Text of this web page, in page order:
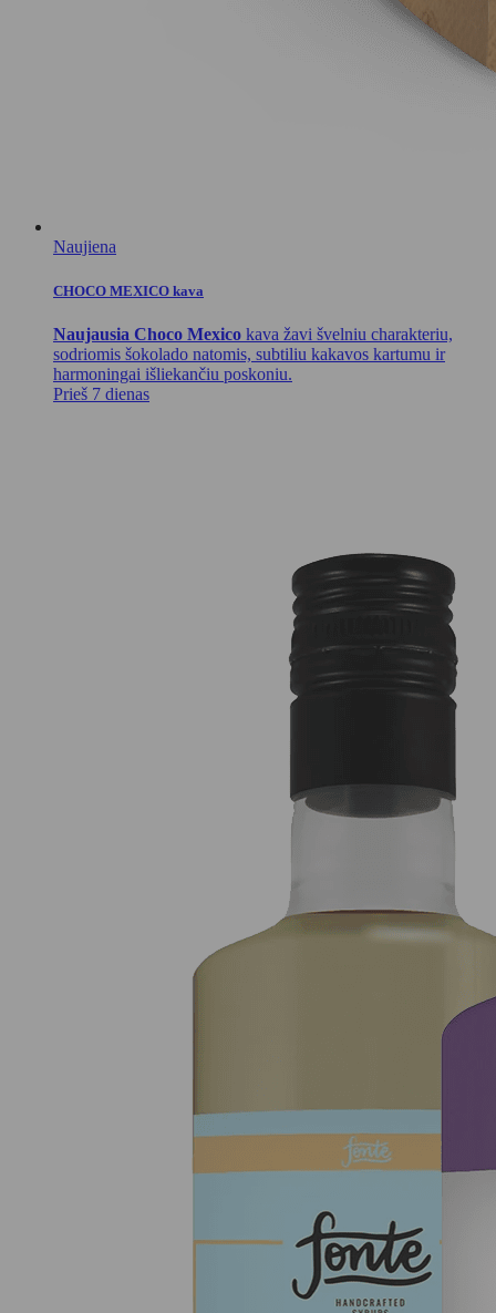
Naujiena
CHOCO MEXICO kava
Naujausia Choco Mexico kava žavi švelniu charakteriu,
sodriomis šokolado natomis, subtiliu kakavos kartumu ir
harmoningai išliekančiu poskoniu.
Prieš 7 dienas